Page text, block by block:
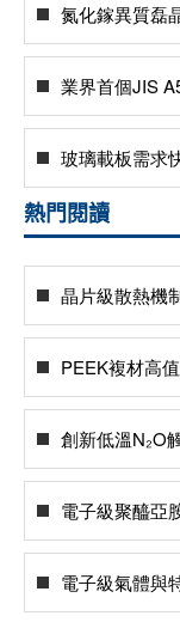
氮化鎵異質磊
業界首個JIS
玻璃載板需求
熱門閱讀
晶片級散熱機
PEEK複材高
創新低溫N₂O
電子級聚醯亞
電子級氣體與